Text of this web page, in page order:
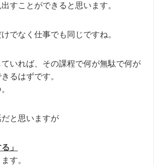
すことができると思います。
でなく仕事でも同じですね。
いれば、その課程で何が無駄で何が
るはずです。
と思いますが
」
す。